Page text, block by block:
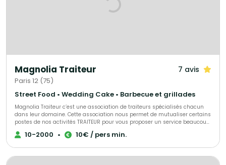
Magnolia Traiteur 7 avis
Paris 12 (75)
Street Food • Wedding Cake • Barbecue et grillades
Magnolia Traiteur c’est une association de traiteurs spécialisés chacun
dans leur domaine. Cette association nous permet de mutualiser certains
postes de nos activités TRAITEUR pour vous proposer un service beaucoup
plus performant à tous les niveaux, LES AVANTAGES pour mieux vous
servir : - Un standard commun pour une réponse immédiate à vos10-2000 • 10€ / pers min.